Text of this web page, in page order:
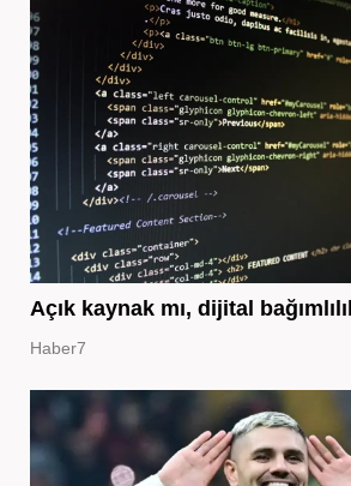
Açık kaynak mı, dijital
Haber7